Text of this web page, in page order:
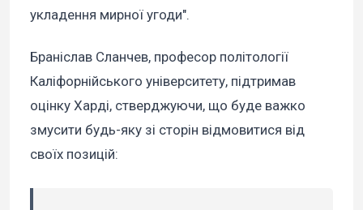
укладення мирної угоди".
Браніслав Сланчев, професор політології
Каліфорнійського університету, підтримав
оцінку Харді, стверджуючи, що буде важко
змусити будь-яку зі сторін відмовитися від
своїх позицій: